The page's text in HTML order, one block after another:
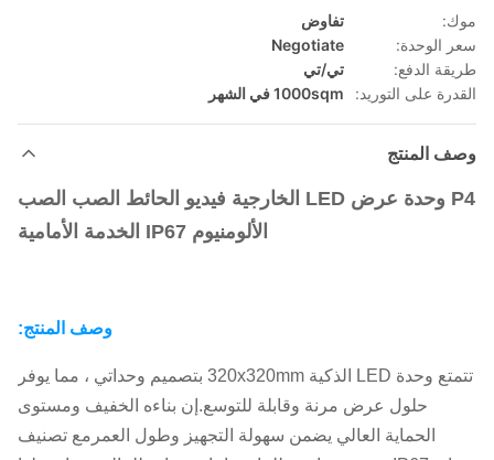
موك:
تفاوض
سعر الوحدة:
Negotiate
طريقة الدفع:
تي/تي
القدرة على التوريد:
1000sqm في الشهر
وصف المنتج
P4 وحدة عرض LED الخارجية فيديو الحائط الصب الصب
الألومنيوم IP67 الخدمة الأمامية
وصف المنتج:
تتمتع وحدة LED الذكية 320x320mm بتصميم وحداتي ، مما يوفر
حلول عرض مرنة وقابلة للتوسع.إن بناءه الخفيف ومستوى
الحماية العالي يضمن سهولة التجهيز وطول العمرمع تصنيف